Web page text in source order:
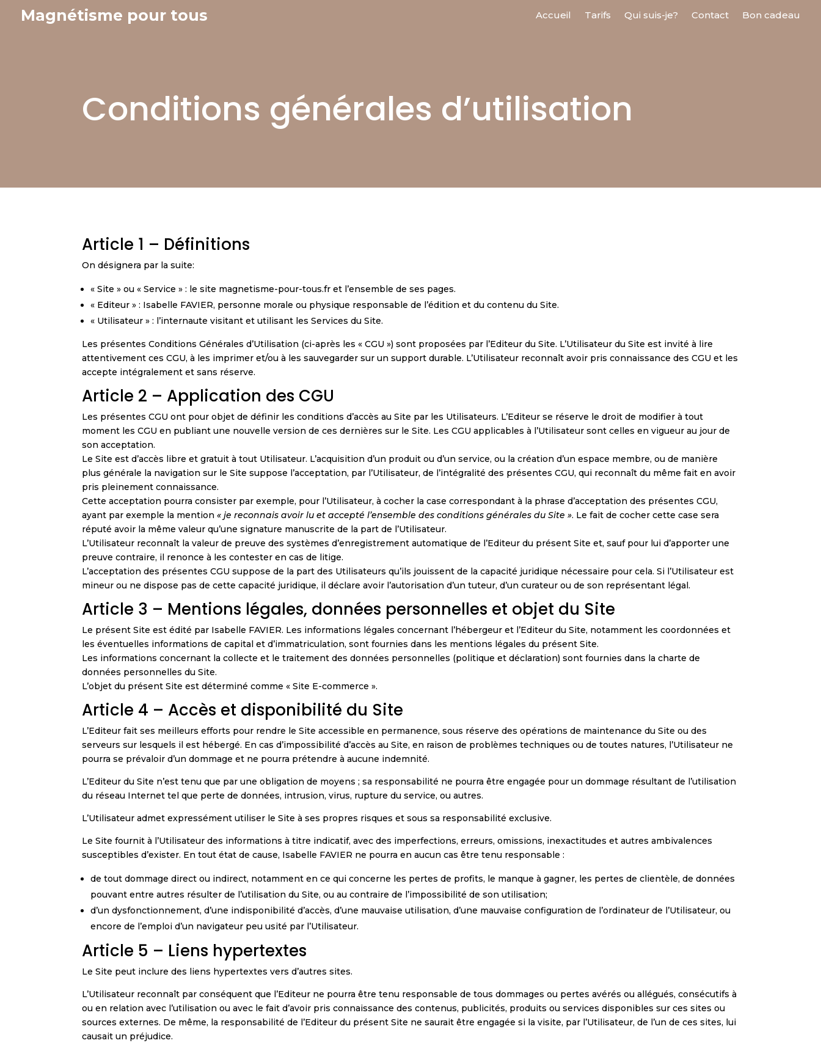
Magnétisme pour tous Accueil Tarifs Qui suis-je? Contact Bon cadeau
Conditions générales d’utilisation
Article 1 – Définitions
On désignera par la suite:
« Site » ou « Service » : le site magnetisme-pour-tous.fr et l’ensemble de ses pages.
« Editeur » : Isabelle FAVIER, personne morale ou physique responsable de l’édition et du contenu du Site.
« Utilisateur » : l’internaute visitant et utilisant les Services du Site.
Les présentes Conditions Générales d’Utilisation (ci-après les « CGU ») sont proposées par l’Editeur du Site. L’Utilisateur du Site est invité à lire
attentivement ces CGU, à les imprimer et/ou à les sauvegarder sur un support durable. L’Utilisateur reconnaît avoir pris connaissance des CGU et les
accepte intégralement et sans réserve.
Article 2 – Application des CGU
Les présentes CGU ont pour objet de définir les conditions d’accès au Site par les Utilisateurs. L’Editeur se réserve le droit de modifier à tout
moment les CGU en publiant une nouvelle version de ces dernières sur le Site. Les CGU applicables à l’Utilisateur sont celles en vigueur au jour de
son acceptation.
Le Site est d’accès libre et gratuit à tout Utilisateur. L’acquisition d’un produit ou d’un service, ou la création d’un espace membre, ou de manière
plus générale la navigation sur le Site suppose l’acceptation, par l’Utilisateur, de l’intégralité des présentes CGU, qui reconnaît du même fait en avoir
pris pleinement connaissance.
Cette acceptation pourra consister par exemple, pour l’Utilisateur, à cocher la case correspondant à la phrase d’acceptation des présentes CGU,
ayant par exemple la mention« je reconnais avoir lu et accepté l’ensemble des conditions générales du Site ». Le fait de cocher cette case sera
réputé avoir la même valeur qu’une signature manuscrite de la part de l’Utilisateur.
L’Utilisateur reconnaît la valeur de preuve des systèmes d’enregistrement automatique de l’Editeur du présent Site et, sauf pour lui d’apporter une
preuve contraire, il renonce à les contester en cas de litige.
L’acceptation des présentes CGU suppose de la part des Utilisateurs qu’ils jouissent de la capacité juridique nécessaire pour cela. Si l’Utilisateur est
mineur ou ne dispose pas de cette capacité juridique, il déclare avoir l’autorisation d’un tuteur, d’un curateur ou de son représentant légal.
Article 3 – Mentions légales, données personnelles et objet du Site
Le présent Site est édité par Isabelle FAVIER. Les informations légales concernant l’hébergeur et l’Editeur du Site, notamment les coordonnées et
les éventuelles informations de capital et d’immatriculation, sont fournies dans les mentions légales du présent Site.
Les informations concernant la collecte et le traitement des données personnelles (politique et déclaration) sont fournies dans la charte de
données personnelles du Site.
L’objet du présent Site est déterminé comme « Site E-commerce ».
Article 4 – Accès et disponibilité du Site
L’Editeur fait ses meilleurs efforts pour rendre le Site accessible en permanence, sous réserve des opérations de maintenance du Site ou des
serveurs sur lesquels il est hébergé. En cas d’impossibilité d’accès au Site, en raison de problèmes techniques ou de toutes natures, l’Utilisateur ne
pourra se prévaloir d’un dommage et ne pourra prétendre à aucune indemnité.
L’Editeur du Site n’est tenu que par une obligation de moyens ; sa responsabilité ne pourra être engagée pour un dommage résultant de l’utilisation
du réseau Internet tel que perte de données, intrusion, virus, rupture du service, ou autres.
L’Utilisateur admet expressément utiliser le Site à ses propres risques et sous sa responsabilité exclusive.
Le Site fournit à l’Utilisateur des informations à titre indicatif, avec des imperfections, erreurs, omissions, inexactitudes et autres ambivalences
susceptibles d’exister. En tout état de cause, Isabelle FAVIER ne pourra en aucun cas être tenu responsable :
de tout dommage direct ou indirect, notamment en ce qui concerne les pertes de profits, le manque à gagner, les pertes de clientèle, de données
pouvant entre autres résulter de l’utilisation du Site, ou au contraire de l’impossibilité de son utilisation;
d’un dysfonctionnement, d’une indisponibilité d’accès, d’une mauvaise utilisation, d’une mauvaise configuration de l’ordinateur de l’Utilisateur, ou
encore de l’emploi d’un navigateur peu usité par l’Utilisateur.
Article 5 – Liens hypertextes
Le Site peut inclure des liens hypertextes vers d’autres sites.
L’Utilisateur reconnaît par conséquent que l’Editeur ne pourra être tenu responsable de tous dommages ou pertes avérés ou allégués, consécutifs à
ou en relation avec l’utilisation ou avec le fait d’avoir pris connaissance des contenus, publicités, produits ou services disponibles sur ces sites ou
sources externes. De même, la responsabilité de l’Editeur du présent Site ne saurait être engagée si la visite, par l’Utilisateur, de l’un de ces sites, lui
causait un préjudice.